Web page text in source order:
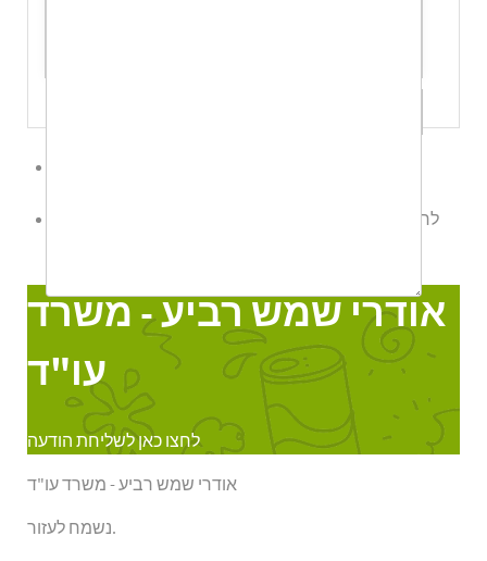
לחצו כאן לשליחת הודעה
אודרי שמש רביע - משרד
עו"ד
לחצו כאן לשליחת הודעה
אודרי שמש רביע - משרד עו"ד
נשמח לעזור.